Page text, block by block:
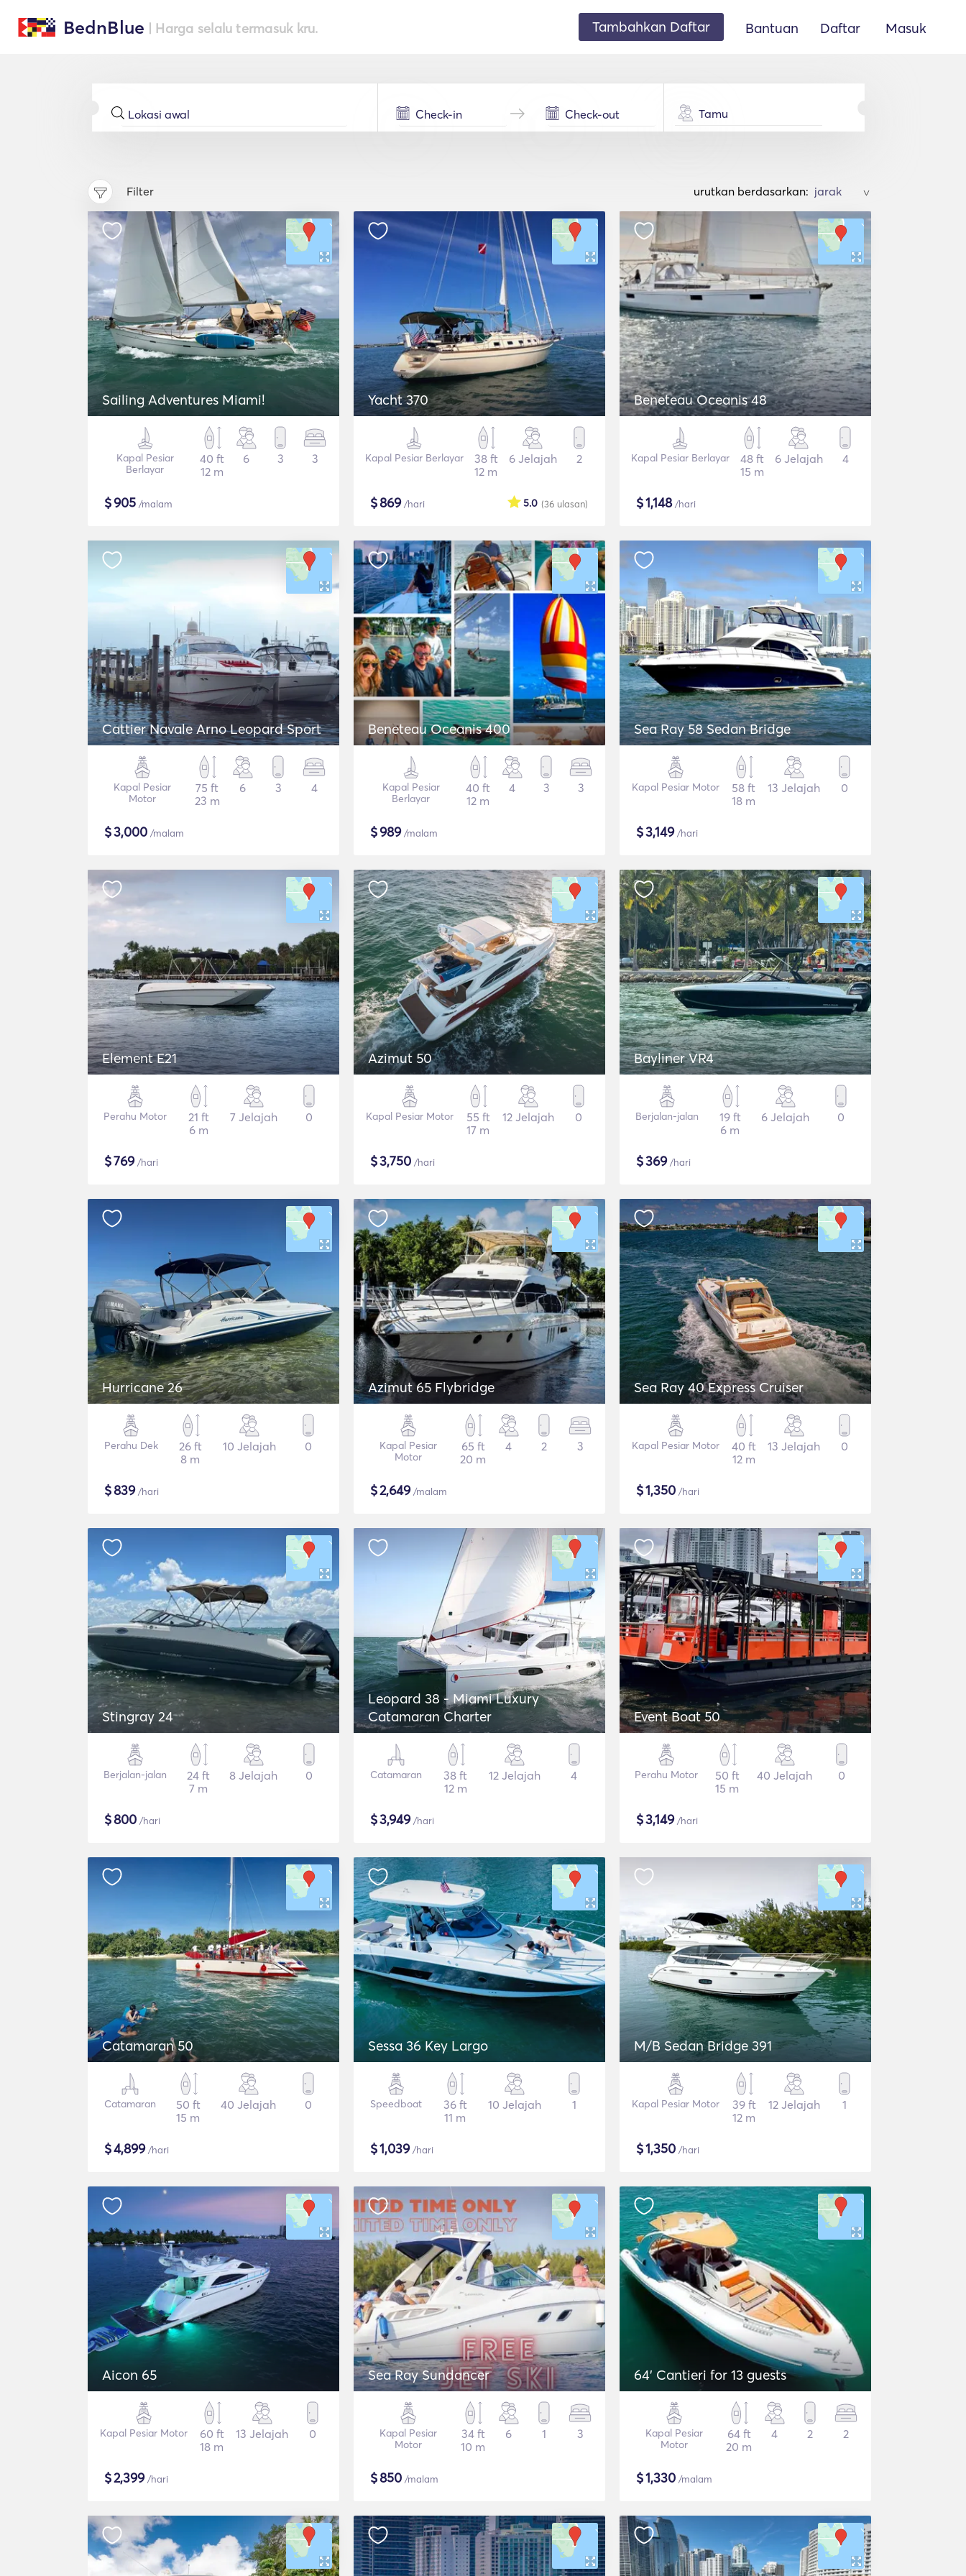
BednBlue | Harga selalu termasuk kru. Tambahkan Daftar Bantuan Daftar Masuk
Tamu
Filter urutkan berdasarkan: >
Sailing Adventures Miami!
Kapal Pesiar
Berlayar
40 ft
12 m
6 3 3
$905 /malam
Yacht 370
Kapal Pesiar Berlayar
38 ft
12 m
6 Jelajah 2
$869/hari (36 ulasan)
5.0
Beneteau Oceanis 48
Kapal Pesiar Berlayar
48 ft
15 m
6 Jelajah 4
$1,148/hari
Cattier Navale Arno Leopard Sport
Kapal Pesiar
Motor
75 ft
23 m
6 3 4
$3,000 /malam
Beneteau Oceanis 400
Kapal Pesiar
Berlayar
40 ft
12 m
4 3 3
$989/malam
Sea Ray 58 Sedan Bridge
Kapal Pesiar Motor
58 ft
18 m
13 Jelajah 0
$3,149/hari
Element E21
Perahu Motor
21 ft
6 m
7 Jelajah 0
$769/hari
Azimut 50
Kapal Pesiar Motor
55 ft
17 m
12 Jelajah 0
$3,750 /hari
Bayliner VR4
Berjalan-jalan
19 ft
6 m
6 Jelajah 0
$369/hari
Hurricane 26
Perahu Dek
26 ft
8 m
10 Jelajah 0
$839/hari
Azimut 65 Flybridge
Kapal Pesiar
Motor
65 ft
20 m
4 2 3
$2,649/malam
Sea Ray 40 Express Cruiser
Kapal Pesiar Motor
40 ft
12 m
13 Jelajah 0
$1,350 /hari
Stingray 24
Berjalan-jalan
24 ft
7 m
8 Jelajah 0
$800 /hari
Leopard 38 - Miami Luxury
Catamaran Charter
Catamaran
38 ft
12 m
12 Jelajah 4
$3,949/hari
Event Boat 50
Perahu Motor
50 ft
15 m
40 Jelajah 0
$3,149/hari
Catamaran 50
Catamaran
50 ft
15 m
40 Jelajah 0
$4,899/hari
Sessa 36 Key Largo
Speedboat
36 ft
11 m
10 Jelajah 1
$1,039/hari
M/B Sedan Bridge 391
Kapal Pesiar Motor
39 ft
12 m
12 Jelajah 1
$1,350 /hari
Aicon 65
Kapal Pesiar Motor
60 ft
18 m
13 Jelajah 0
$2,399/hari
Sea Ray Sundancer
Kapal Pesiar
Motor
34 ft
10 m
6 1 3
$850 /malam
64' Cantieri for 13 guests
Kapal Pesiar
Motor
64 ft
20 m
4 2 2
$1,330 /malam